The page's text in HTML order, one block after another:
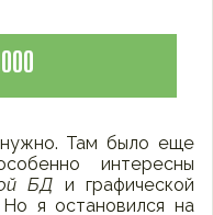
Там было еще
интересны
БД и графической
Но я остановился на